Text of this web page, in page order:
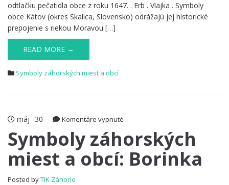
odtlačku pečatidla obce z roku 1647. . Erb . Vlajka . Symboly
obce Kátov (okres Skalica, Slovensko) odrážajú jej historické
prepojenie s riekou Moravou […]
READ MORE →
Symboly záhorských miest a obcí
máj 30 Komentáre vypnuté
záhorských
miest
Symboly záhorských
miest a obcí: Borinka
Posted byTIK Záhorie